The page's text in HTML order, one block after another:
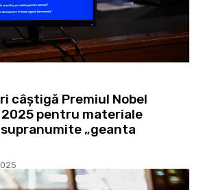
câștigă Premiul Nobel
pentru materiale
„geanta